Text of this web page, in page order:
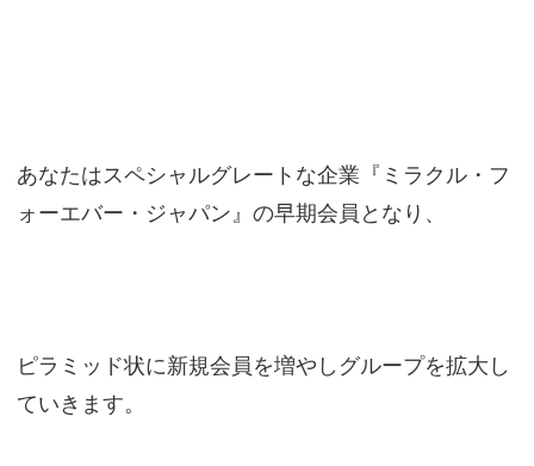
あなたはスペシャルグレートな企業『ミラクル・フ
ォーエバー・ジャパン』の早期会員となり、
ピラミッド状に新規会員を増やしグループを拡大し
ていきます。